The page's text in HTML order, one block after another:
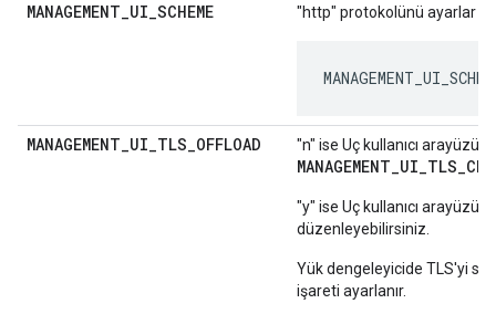
MANAGEMENT_UI_SCHEME "http" protokolünü ayarlar
MANAGEMENT_UI_TLS_OFFLOAD "n" ise Uç kullanıcı
"y" ise Uç kullanıcı
düzenleyebilirsiniz.
Yük dengeleyicide TLS'yi
işareti ayarlanır.